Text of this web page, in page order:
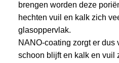
brengen worden deze
hechten vuil en kalk zich
glasoppervlak.
NANO-coating zorgt er dus
schoon blijft en kalk en vuil